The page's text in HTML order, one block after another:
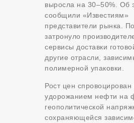
выросла на 30–50%. Об
сообщили «Известиям»
представители рынка.
затронуло
сервисы доставки
другие отрасли,
полимерной упаковки.
Рост цен спровоцирован
удорожанием нефти на
геополитической
сохраняющейся